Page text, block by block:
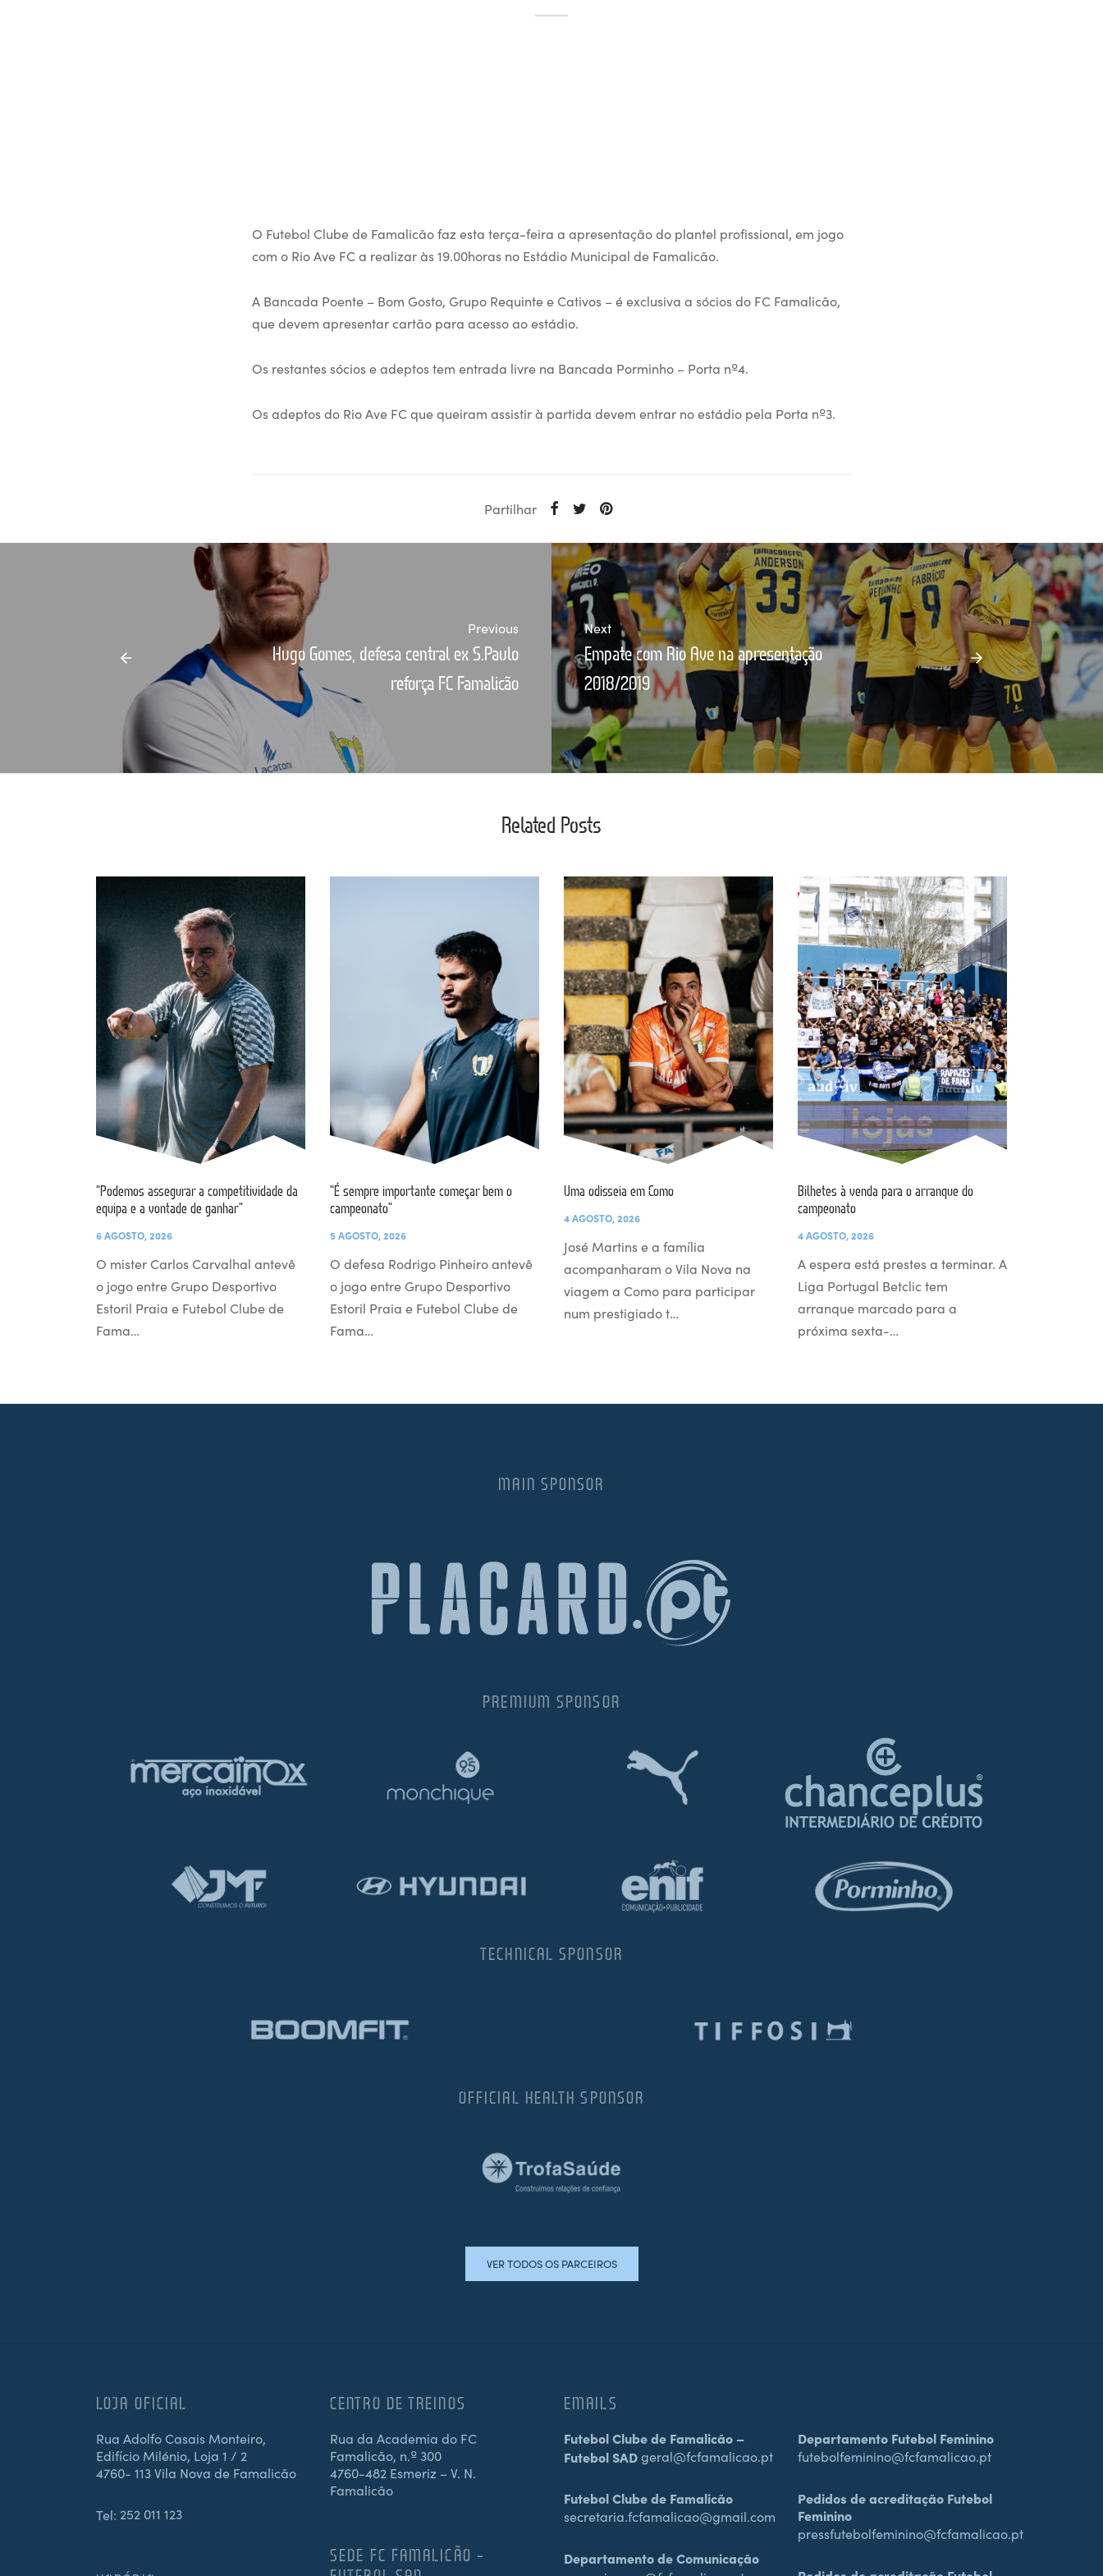
O Futebol Clube de Famalicão faz esta terça-feira a apresentação do plantel profissional, em jogo
com o Rio Ave FC a realizar às 19.00horas no Estádio Municipal de Famalicão.
A Bancada Poente – Bom Gosto, Grupo Requinte e Cativos – é exclusiva a sócios do FC Famalicão,
que devem apresentar cartão para acesso ao estádio.
Os restantes sócios e adeptos tem entrada livre na Bancada Porminho – Porta nº4.
Os adeptos do Rio Ave FC que queiram assistir à partida devem entrar no estádio pela Porta nº3.
Partilhar
Previous
Hugo Gomes, defesa central ex S.Paulo
reforça FC Famalicão
Next
Empate com Rio Ave na apresentação
2018/2019
Related Posts
“Podemos assegurar a competitividade da
equipa e a vontade de ganhar”
6 AGOSTO, 2026
O mister Carlos Carvalhal antevê
o jogo entre Grupo Desportivo
Estoril Praia e Futebol Clube de
Fama…
“É sempre importante começar bem o
campeonato”
5 AGOSTO, 2026
O defesa Rodrigo Pinheiro antevê
o jogo entre Grupo Desportivo
Estoril Praia e Futebol Clube de
Fama…
Uma odisseia em Como
4 AGOSTO, 2026
José Martins e a família
acompanharam o Vila Nova na
viagem a Como para participar
num prestigiado t…
Bilhetes à venda para o arranque do
campeonato
4 AGOSTO, 2026
A espera está prestes a terminar. A
Liga Portugal Betclic tem
arranque marcado para a
próxima sexta-…
MAIN SPONSOR
PREMIUM SPONSOR
TECHNICAL SPONSOR
OFFICIAL HEALTH SPONSOR
VER TODOS OS PARCEIROS
LOJA OFICIAL
Rua Adolfo Casais Monteiro,
Edifício Milénio, Loja 1 / 2
4760- 113 Vila Nova de Famalicão
Tel: 252 011 123
CENTRO DE TREINOS
Rua da Academia do FC
Famalicão, n.º 300
4760-482 Esmeriz – V. N.
Famalicão
SEDE FC FAMALICÃO –
EMAILS
Futebol Clube de Famalicão –
Futebol SADgeral@fcfamalicao.pt
Futebol Clube de Famalicão
secretaria.fcfamalicao@gmail.com
Departamento de Comunicação
Departamento Futebol Feminino
futebolfeminino@fcfamalicao.pt
Pedidos de acreditação Futebol
Feminino
pressfutebolfeminino@fcfamalicao.pt